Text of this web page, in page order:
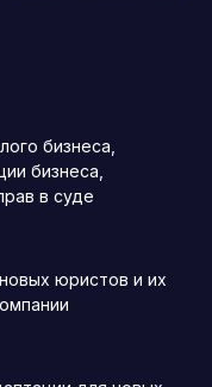
бизнеса,
бизнеса,
в суде
юристов и их